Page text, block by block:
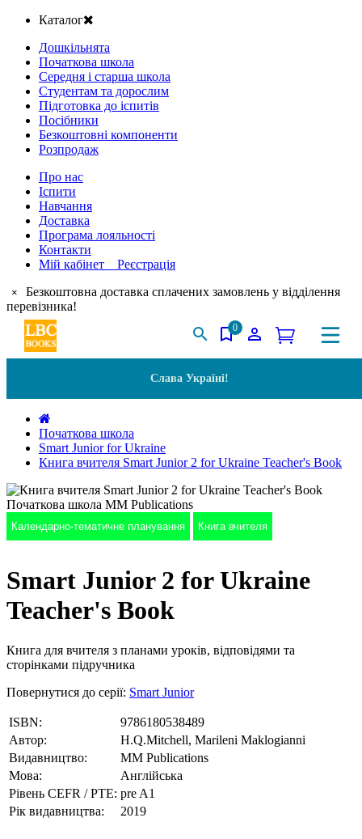
Каталог
Дошкільнята
Початкова школа
Середня і старша школа
Студентам та дорослим
Підготовка до іспитів
Посібники
Безкоштовні компоненти
Розпродаж
Про нас
Іспити
Навчання
Доставка
Програма лояльності
Контакти
Мій кабінет Реєстрація
×
Безкоштовна доставка сплачених замовлень у відділення
перевізника!
0
Слава Україні!
Початкова школа
Smart Junior for Ukraine
Книга вчителя Smart Junior 2 for Ukraine Teacher's Book
Календарно-тематичне планування Книга вчителя
Smart Junior 2 for Ukraine
Teacher's Book
Книга для вчителя з планами уроків, відповідями та
сторінками підручника
Повернутися до серії: Smart Junior
ISBN:
9786180538489
Автор:
H.Q.Mitchell, Marileni Maklogianni
Видавництво:
MM Publications
Мова:
Англійська
Рівень CEFR / PTE: pre A1
Рік видавництва:
2019